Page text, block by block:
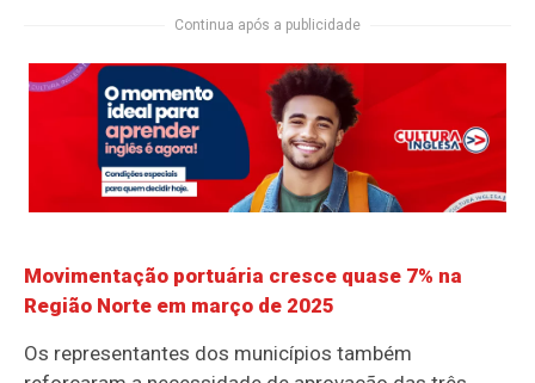
Continua após a publicidade
Movimentação portuária cresce quase 7% na
Região Norte em março de 2025
Os representantes dos municípios também